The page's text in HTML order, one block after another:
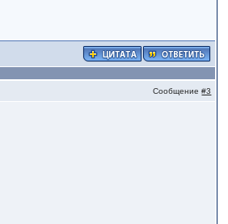
Сообщение#3